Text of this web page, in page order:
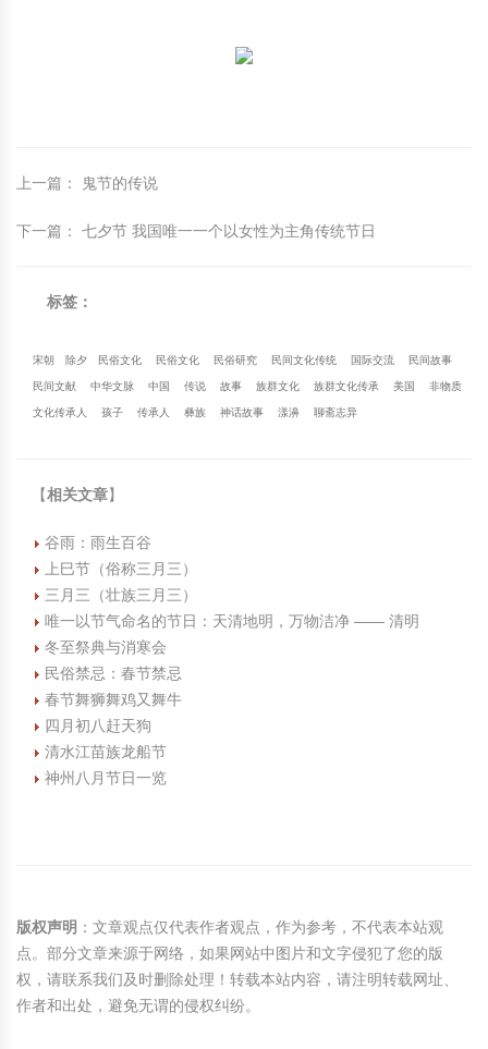
上一篇 ： 鬼节的传说
下一篇 ： 七夕节 我国唯一一个以女性为主角传统节日
标签：
宋朝 除夕 民俗文化 民俗文化 民俗研究 民间文化传统 国际交流 民间故事
民间文献 中华文脉 中国 传说 故事 族群文化 族群文化传承 美国 非物质
文化传承人 孩子 传承人 彝族 神话故事 漾濞 聊斋志异
【相关文章】
谷雨：雨生百谷
上巳节（俗称三月三）
三月三（壮族三月三）
唯一以节气命名的节日：天清地明，万物洁净 —— 清明
冬至祭典与消寒会
民俗禁忌：春节禁忌
春节舞狮舞鸡又舞牛
四月初八赶天狗
清水江苗族龙船节
神州八月节日一览
版权声明 ：文章观点仅代表作者观点，作为参考，不代表本站观
点。部分文章来源于网络，如果网站中图片和文字侵犯了您的版
权，请联系我们及时删除处理！转载本站内容，请注明转载网址、
作者和出处，避免无谓的侵权纠纷。